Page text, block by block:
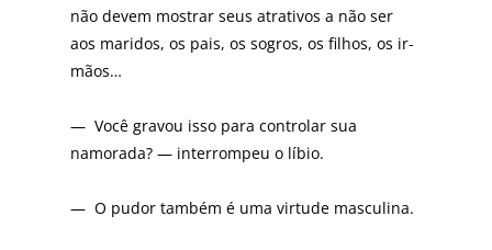
não devem mostrar seus atrativos a não ser
aos maridos, os pais, os sogros, os filhos, os ir-
mãos…
— Você gravou isso para controlar sua
namorada? — interrompeu o líbio.
— O pudor também é uma virtude masculina.